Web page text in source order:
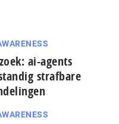
ai-agents
strafbare